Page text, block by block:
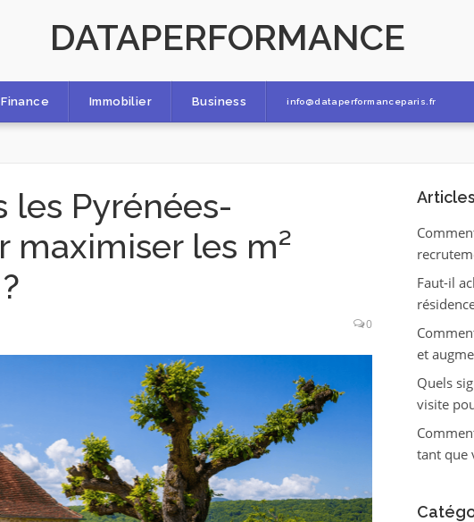
DATAPERFORMANCE
Finance Immobilier Business info@dataperformanceparis.fr
les Pyrénées-
maximiser les m²
0
Faut-il
et
Quels
visite
tant que